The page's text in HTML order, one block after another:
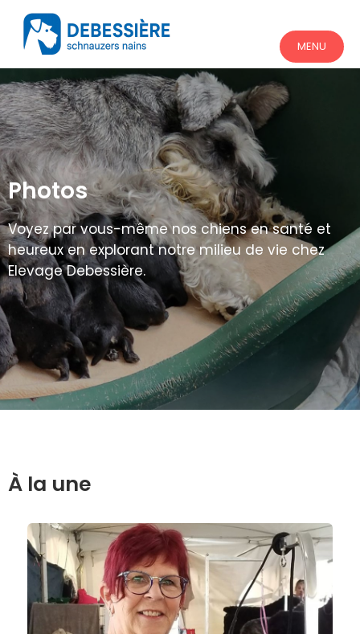
MENU
Photos
Voyez par vous-même nos chiens en santé et
heureux en explorant notre milieu de vie chez
Elevage Debessière.
À la une